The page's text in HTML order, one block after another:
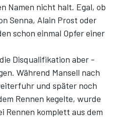
Namen nicht halt. Egal, ob
Senna, Alain Prost oder
schon einmal Opfer einer
Disqualifikation aber -
Während Mansell nach
und später noch
Rennen kegelte, wurde
Rennen komplett aus dem